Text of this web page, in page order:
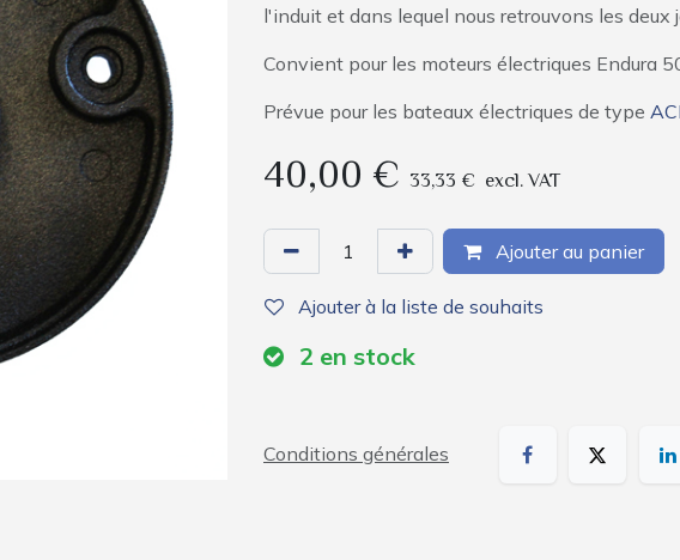
l'induit et dans lequel nous retrouvons les deux
Convient pour les moteurs électriques Endura
Prévue pour les bateaux électriques de type
40,00 € 33,33 € excl. VAT
Ajouter au panier
Ajouter à la liste de souhaits
2 en stock
Conditions générales